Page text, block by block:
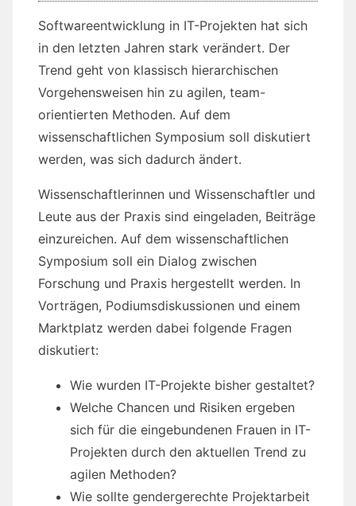
Softwareentwicklung in IT-Projekten hat sich
in den letzten Jahren stark verändert. Der
Trend geht von klassisch hierarchischen
Vorgehensweisen hin zu agilen, team-
orientierten Methoden. Auf dem
wissenschaftlichen Symposium soll diskutiert
werden, was sich dadurch ändert.
Wissenschaftlerinnen und Wissenschaftler und
Leute aus der Praxis sind eingeladen, Beiträge
einzureichen. Auf dem wissenschaftlichen
Symposium soll ein Dialog zwischen
Forschung und Praxis hergestellt werden. In
Vorträgen, Podiumsdiskussionen und einem
Marktplatz werden dabei folgende Fragen
diskutiert:
Wie wurden IT-Projekte bisher gestaltet?
Welche Chancen und Risiken ergeben
sich für die eingebundenen Frauen in IT-
Projekten durch den aktuellen Trend zu
agilen Methoden?
Wie sollte gendergerechte Projektarbeit